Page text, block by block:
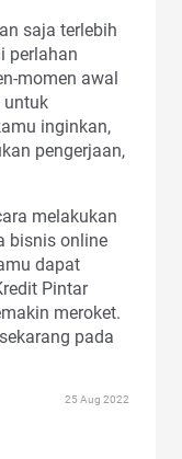
saja terlebih
perlahan
momen awal
untuk
inginkan,
pengerjaan,
melakukan
bisnis online
dapat
Pintar
meroket.
pada
25 Aug 2022